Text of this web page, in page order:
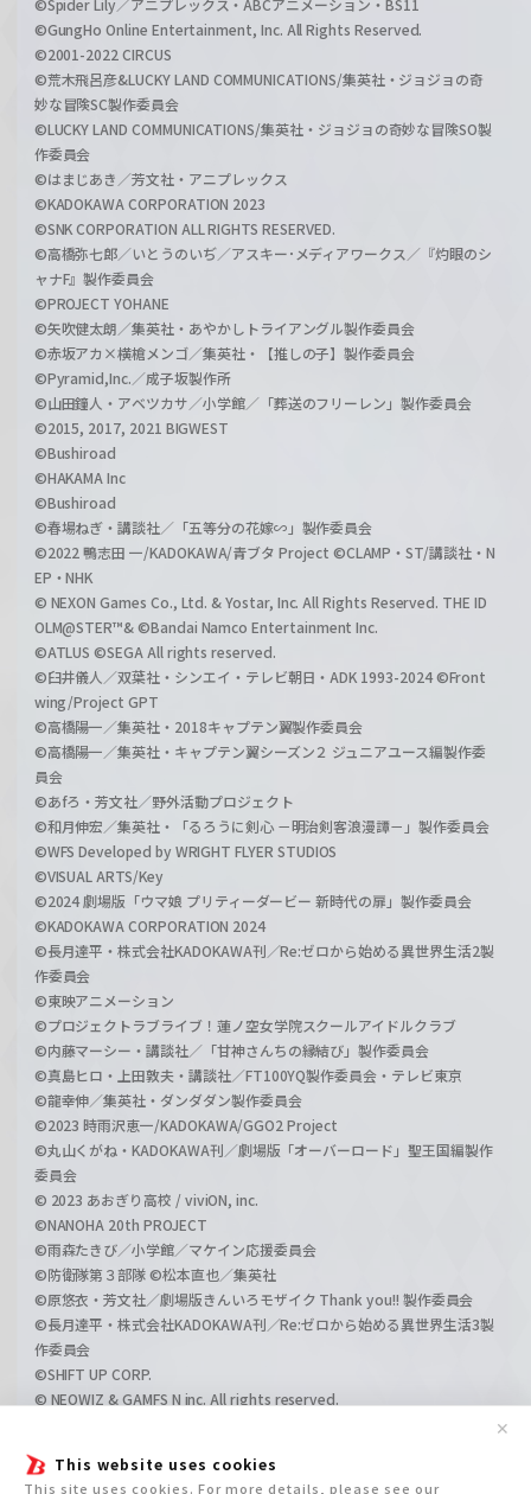
This website uses cookies
This site uses cookies. For more details, please see our
✕
©GungHo Online Entertainment, Inc. All Rights Reserved.
©2001-2022 CIRCUS
©荒木飛呂彦&LUCKY LAND COMMUNICATIONS/集英社・ジョジョの奇
妙な冒険SC製作委員会
©LUCKY LAND COMMUNICATIONS/集英社・ジョジョの奇妙な冒険SO製
作委員会
©はまじあき／芳文社・アニプレックス
©KADOKAWA CORPORATION 2023
©SNK CORPORATION ALL RIGHTS RESERVED.
©高橋弥七郎／いとうのいぢ／アスキー･メディアワークス／『灼眼のシ
ャナF』製作委員会
©PROJECT YOHANE
©矢吹健太朗／集英社・あやかしトライアングル製作委員会
©赤坂アカ×横槍メンゴ／集英社・【推しの子】製作委員会
©Pyramid,Inc.／成子坂製作所
©山田鐘人・アベツカサ／小学館／「葬送のフリーレン」製作委員会
©2015, 2017, 2021 BIGWEST
©Bushiroad
©HAKAMA Inc
©Bushiroad
©春場ねぎ・講談社／「五等分の花嫁∽」製作委員会
©2022 鴨志田 一/KADOKAWA/青ブタ Project ©CLAMP・ST/講談社・N
EP・NHK
© NEXON Games Co., Ltd. & Yostar, Inc. All Rights Reserved. THE ID
OLM@STER™& ©Bandai Namco Entertainment Inc.
©ATLUS ©SEGA All rights reserved.
©臼井儀人／双葉社・シンエイ・テレビ朝日・ADK 1993-2024 ©Front
wing/Project GPT
©高橋陽一／集英社・2018キャプテン翼製作委員会
©高橋陽一／集英社・キャプテン翼シーズン２ ジュニアユース編製作委
員会
©あfろ・芳文社／野外活動プロジェクト
©和月伸宏／集英社・「るろうに剣心 －明治剣客浪漫譚－」製作委員会
©WFS Developed by WRIGHT FLYER STUDIOS
©VISUAL ARTS/Key
©2024 劇場版「ウマ娘 プリティーダービー 新時代の扉」製作委員会
©KADOKAWA CORPORATION 2024
©長月達平・株式会社KADOKAWA刊／Re:ゼロから始める異世界生活2製
作委員会
©東映アニメーション
©プロジェクトラブライブ！蓮ノ空女学院スクールアイドルクラブ
©内藤マーシー・講談社／「甘神さんちの縁結び」製作委員会
©真島ヒロ・上田敦夫・講談社／FT100YQ製作委員会・テレビ東京
©龍幸伸／集英社・ダンダダン製作委員会
©2023 時雨沢恵一/KADOKAWA/GGO2 Project
©丸山くがね・KADOKAWA刊／劇場版「オーバーロード」聖王国編製作
委員会
© 2023 あおぎり高校 / viviON, inc.
©NANOHA 20th PROJECT
©雨森たきび／小学館／マケイン応援委員会
©防衛隊第３部隊 ©松本直也／集英社
©原悠衣・芳文社／劇場版きんいろモザイク Thank you!! 製作委員会
©長月達平・株式会社KADOKAWA刊／Re:ゼロから始める異世界生活3製
作委員会
©SHIFT UP CORP.
© NEOWIZ & GAMFS N inc. All rights reserved.
©GIRLS und PANZER Film Projekt